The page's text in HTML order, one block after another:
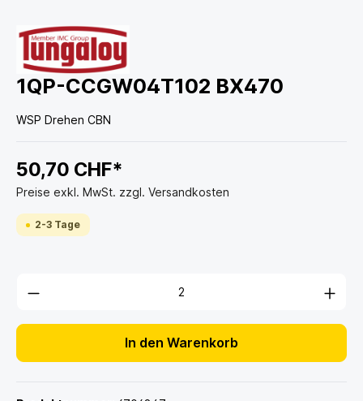
1QP-CCGW04T102 BX470
WSP Drehen CBN
50,70 CHF*
Preise exkl. MwSt. zzgl. Versandkosten
2-3 Tage
In den Warenkorb